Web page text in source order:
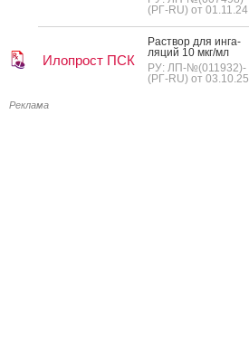
(РГ-RU) от 01.11.24
Илопрост ПСК
Рас­твор для ин­га­
ляций 10 мкг/мл
РУ: ЛП-№(011932)-
(РГ-RU) от 03.10.25
Реклама